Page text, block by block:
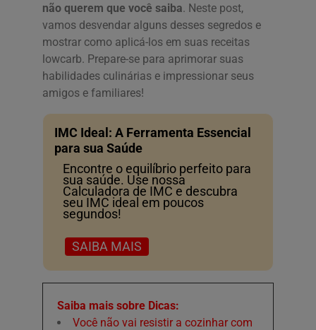
não querem que você saiba. Neste post,
vamos desvendar alguns desses segredos e
mostrar como aplicá-los em suas receitas
lowcarb. Prepare-se para aprimorar suas
habilidades culinárias e impressionar seus
amigos e familiares!
IMC Ideal: A Ferramenta Essencial
para sua Saúde
Encontre o equilíbrio perfeito para
sua saúde. Use nossa
Calculadora de IMC e descubra
seu IMC ideal em poucos
segundos!
SAIBA MAIS
Saiba mais sobre Dicas:
Você não vai resistir a cozinhar com